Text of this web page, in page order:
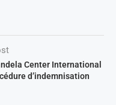
Center International
d’indemnisation